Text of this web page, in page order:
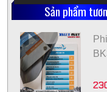
Sản phẩm